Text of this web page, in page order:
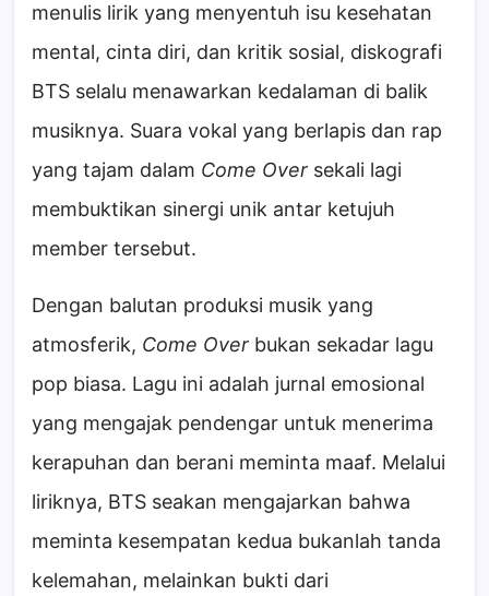
menulis lirik yang menyentuh isu kesehatan
mental, cinta diri, dan kritik sosial, diskografi
BTS selalu menawarkan kedalaman di balik
musiknya. Suara vokal yang berlapis dan rap
yang tajam dalam Come Over sekali lagi
membuktikan sinergi unik antar ketujuh
member tersebut.
Dengan balutan produksi musik yang
atmosferik, Come Over bukan sekadar lagu
pop biasa. Lagu ini adalah jurnal emosional
yang mengajak pendengar untuk menerima
kerapuhan dan berani meminta maaf. Melalui
liriknya, BTS seakan mengajarkan bahwa
meminta kesempatan kedua bukanlah tanda
kelemahan, melainkan bukti dari